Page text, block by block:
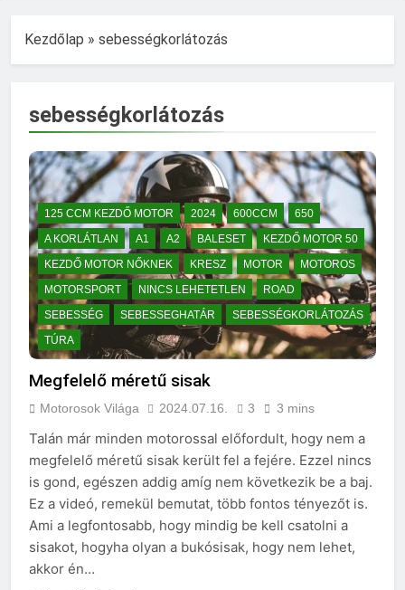
Kezdőlap » sebességkorlátozás
sebességkorlátozás
125 CCM KEZDŐ MOTOR 2024 600CCM
650
A KORLÁTLAN
A1 A2 BALESET
KEZDŐ MOTOR 50
KEZDŐ MOTOR NŐKNEK
KRESZ MOTOR
MOTOROS
MOTORSPORT
NINCS LEHETETLEN
ROAD
SEBESSÉG
SEBESSEGHATÁR
SEBESSÉGKORLÁTOZÁS
TÚRA
Megfelelő méretű sisak
Motorosok Világa 2024.07.16. 3 3 mins
Talán már minden motorossal előfordult, hogy nem a
megfelelő méretű sisak került fel a fejére. Ezzel nincs
is gond, egészen addig amíg nem következik be a baj.
Ez a videó, remekül bemutat, több fontos tényezőt is.
Ami a legfontosabb, hogy mindig be kell csatolni a
sisakot, hogyha olyan a bukósisak, hogy nem lehet,
akkor én…